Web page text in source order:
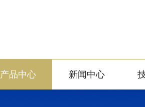
产品中心 新闻中心